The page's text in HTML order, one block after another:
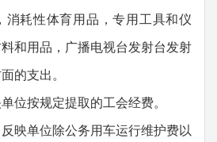
消耗性体育用品，专用工具和仪
和用品，广播电视台发射台发射
的支出。
位按规定提取的工会经费。
映单位除公务用车运行维护费以